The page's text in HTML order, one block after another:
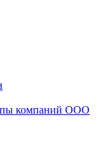
компаний ООО